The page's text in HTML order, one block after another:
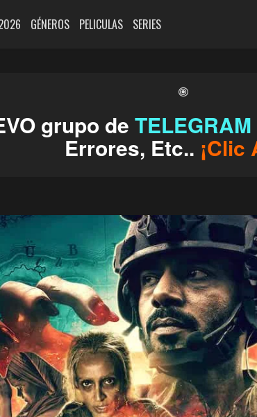
GÉNEROS PELICULAS SERIES
grupo de TELEGRAM
Errores, Etc.. ¡Clic